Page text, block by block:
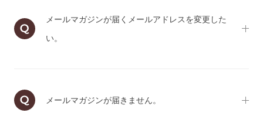
メールマガジンが届くメールアドレスを変更した
い。
メールマガジンが届きません。